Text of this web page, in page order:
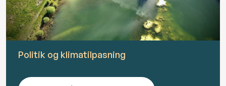
Politik og klimatilpasning